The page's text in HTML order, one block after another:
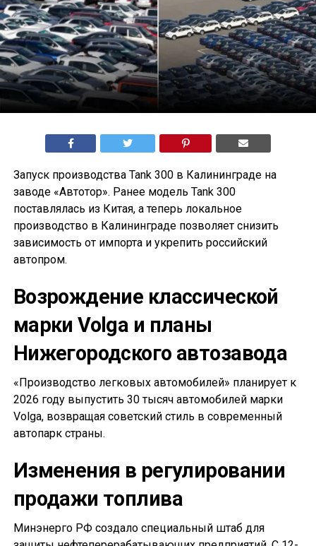
Запуск производства Tank 300 в Калининграде на
заводе «Автотор». Ранее модель Tank 300
поставлялась из Китая, а теперь локальное
производство в Калининграде позволяет снизить
зависимость от импорта и укрепить российский
автопром.
Возрождение классической
марки Volga и планы
Нижегородского автозавода
«Производство легковых автомобилей» планирует к
2026 году выпустить 30 тысяч автомобилей марки
Volga, возвращая советский стиль в современный
автопарк страны.
Изменения в регулировании
продажи топлива
Минэнерго РФ создало специальный штаб для